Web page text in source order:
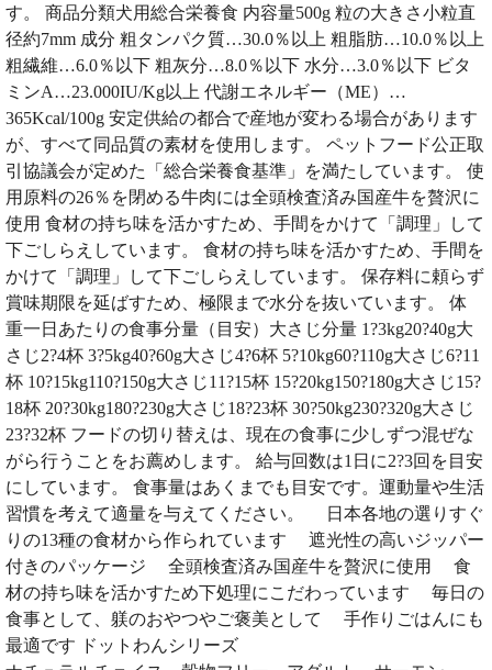
す。 商品分類犬用総合栄養食 内容量500g 粒の大きさ小粒直
径約7mm 成分 粗タンパク質…30.0％以上 粗脂肪…10.0％以上
粗繊維…6.0％以下 粗灰分…8.0％以下 水分…3.0％以下 ビタ
ミンA…23.000IU/Kg以上 代謝エネルギー（ME）…
365Kcal/100g 安定供給の都合で産地が変わる場合があります
が、すべて同品質の素材を使用します。 ペットフード公正取
引協議会が定めた「総合栄養食基準」を満たしています。 使
用原料の26％を閉める牛肉には全頭検査済み国産牛を贅沢に
使用 食材の持ち味を活かすため、手間をかけて「調理」して
下ごしらえしています。 食材の持ち味を活かすため、手間を
かけて「調理」して下ごしらえしています。 保存料に頼らず
賞味期限を延ばすため、極限まで水分を抜いています。 体
重一日あたりの食事分量（目安）大さじ分量 1?3kg20?40g大
さじ2?4杯 3?5kg40?60g大さじ4?6杯 5?10kg60?110g大さじ6?11
杯 10?15kg110?150g大さじ11?15杯 15?20kg150?180g大さじ15?
18杯 20?30kg180?230g大さじ18?23杯 30?50kg230?320g大さじ
23?32杯 フードの切り替えは、現在の食事に少しずつ混ぜな
がら行うことをお薦めします。 給与回数は1日に2?3回を目安
にしています。 食事量はあくまでも目安です。運動量や生活
習慣を考えて適量を与えてください。 日本各地の選りすぐ
りの13種の食材から作られています 遮光性の高いジッパー
付きのパッケージ 全頭検査済み国産牛を贅沢に使用 食
材の持ち味を活かすため下処理にこだわっています 毎日の
食事として、躾のおやつやご褒美として 手作りごはんにも
最適です ドットわんシリーズ